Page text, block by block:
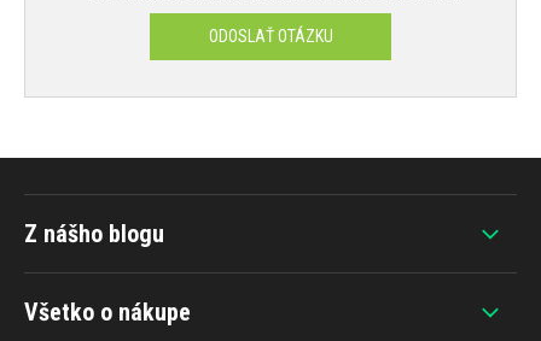
ODOSLAŤ OTÁZKU
Všetko o nákupe
Z nášho blogu